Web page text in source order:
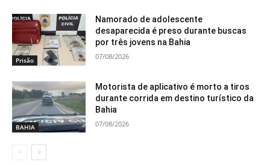
Prisão
Namorado de adolescente
desaparecida é preso durante buscas
por três jovens na Bahia
07/08/2026
BAHIA
Motorista de aplicativo é morto a tiros
durante corrida em destino turístico da
Bahia
07/08/2026